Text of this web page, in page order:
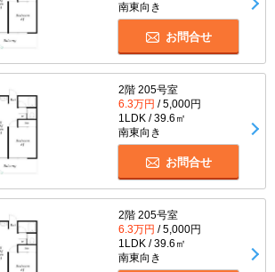
南東向き
お問合せ
2階 205号室
6.3万円 / 5,000円
1LDK / 39.6㎡
南東向き
お問合せ
2階 205号室
6.3万円 / 5,000円
1LDK / 39.6㎡
南東向き